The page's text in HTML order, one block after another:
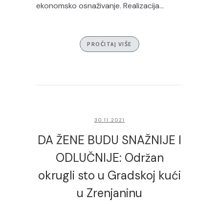
ekonomsko osnaživanje. Realizacija...
PROČITAJ VIŠE
30.11.2021
DA ŽENE BUDU SNAŽNIJE I
ODLUČNIJE: Održan
okrugli sto u Gradskoj kući
u Zrenjaninu